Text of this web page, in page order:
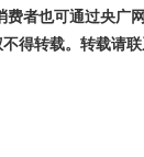
费者也可通过央广
得转载。转载请